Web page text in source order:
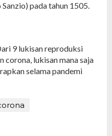
pada tahun 1505.
9 lukisan reproduksi
corona, lukisan mana saja
selama pandemi